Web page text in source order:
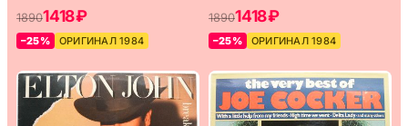
18901418 ₽
–25% ОРИГИНАЛ 1984
18901418 ₽
–25% ОРИГИНАЛ 1984